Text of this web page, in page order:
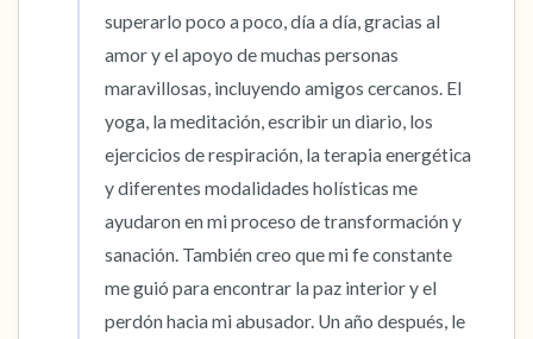
superarlo poco a poco, día a día, gracias al
amor y el apoyo de muchas personas
maravillosas, incluyendo amigos cercanos. El
yoga, la meditación, escribir un diario, los
ejercicios de respiración, la terapia energética
y diferentes modalidades holísticas me
ayudaron en mi proceso de transformación y
sanación. También creo que mi fe constante
me guió para encontrar la paz interior y el
perdón hacia mi abusador. Un año después, le